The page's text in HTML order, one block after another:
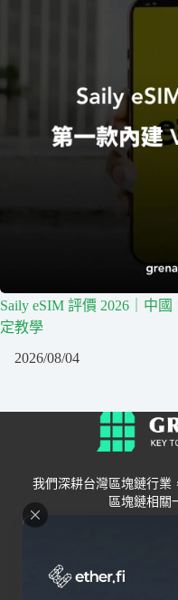
Saily eSIM 評價 2026｜中
定教學
2026/08/04
我們深耕台灣區塊鏈行業
區塊鏈相關
Grenade